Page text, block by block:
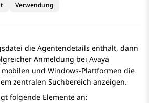
Verwendung
die Agentendetails enthält, dann
Anmeldung bei Avaya
und Windows-Plattformen die
zentralen Suchbereich anzeigen.
folgende Elemente an: